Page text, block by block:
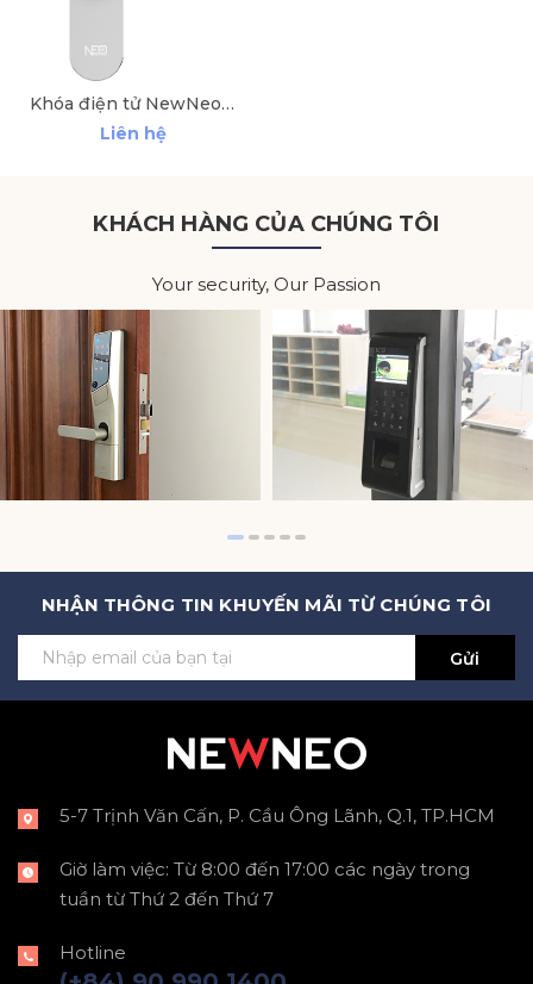
Khóa điện tử NewNeo JD204A
Liên hệ
KHÁCH HÀNG CỦA CHÚNG TÔI
Your security, Our Passion
NHẬN THÔNG TIN KHUYẾN MÃI TỪ CHÚNG TÔI
Gửi
5-7 Trịnh Văn Cấn, P. Cầu Ông Lãnh, Q.1, TP.HCM
Giờ làm việc: Từ 8:00 đến 17:00 các ngày trong
tuần từ Thứ 2 đến Thứ 7
Hotline